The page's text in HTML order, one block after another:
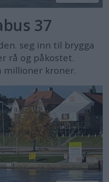
37
seg inn til brygga
rå og påkostet.
millioner kroner.